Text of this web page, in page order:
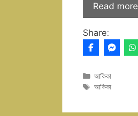
Read more
Share:
Categories
আকিকা
Tags
আকিকা